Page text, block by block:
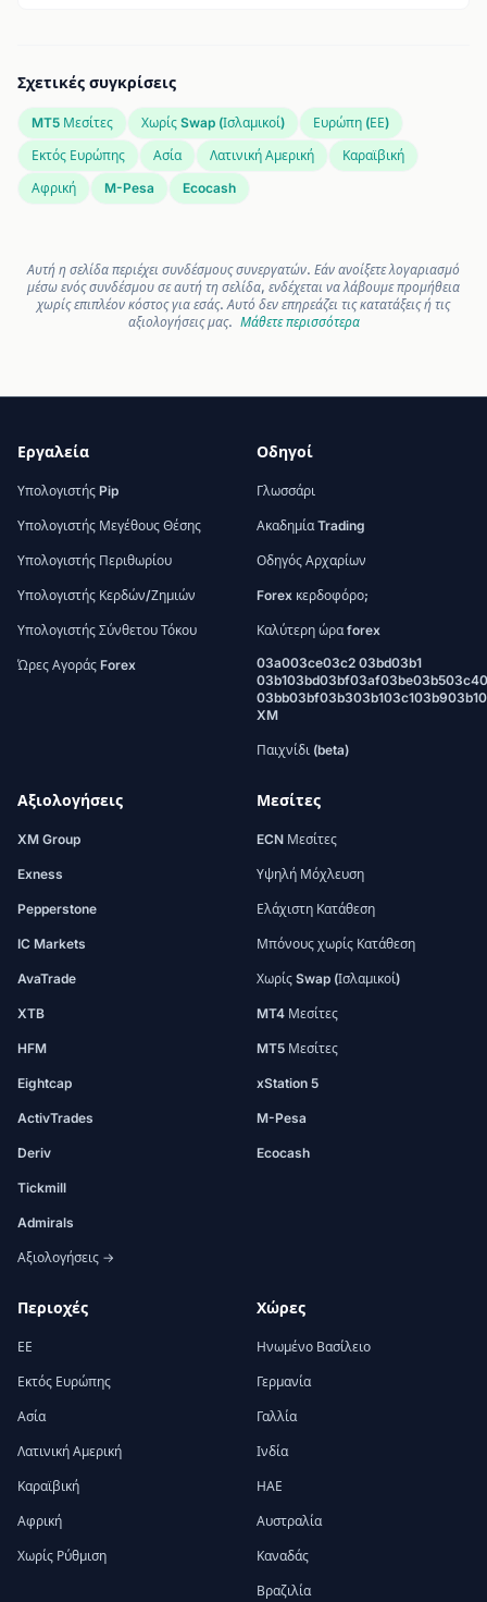
Σχετικές συγκρίσεις
MT5 Μεσίτες Χωρίς Swap (Ισλαμικοί)
Ευρώπη (ΕΕ)
Εκτός Ευρώπης
Ασία Λατινική Αμερική
Καραϊβική
Αφρική
M-Pesa Ecocash
Αυτή η σελίδα περιέχει συνδέσμους συνεργατών. Εάν ανοίξετε λογαριασμό
μέσω ενός συνδέσμου σε αυτή τη σελίδα, ενδέχεται να λάβουμε προμήθεια
χωρίς επιπλέον κόστος για εσάς. Αυτό δεν επηρεάζει τις κατατάξεις ή τις
αξιολογήσεις μας. Μάθετε περισσότερα
Εργαλεία
Υπολογιστής Pip
Υπολογιστής Μεγέθους Θέσης
Υπολογιστής Περιθωρίου
Υπολογιστής Κερδών/Ζημιών
Υπολογιστής Σύνθετου Τόκου
Ώρες Αγοράς Forex
Οδηγοί
Γλωσσάρι
Ακαδημία Trading
Οδηγός Αρχαρίων
Forex κερδοφόρο;
Καλύτερη ώρα forex
03a003ce03c2 03bd03b1
XM
Παιχνίδι (beta)
Αξιολογήσεις
XM Group
Exness
Pepperstone
IC Markets
AvaTrade
XTB
HFM
Eightcap
ActivTrades
Deriv
Tickmill
Admirals
Αξιολογήσεις →
Μεσίτες
ECN Μεσίτες
Υψηλή Μόχλευση
Ελάχιστη Κατάθεση
Μπόνους χωρίς Κατάθεση
Χωρίς Swap (Ισλαμικοί)
MT4 Μεσίτες
MT5 Μεσίτες
xStation 5
M-Pesa
Ecocash
Περιοχές
ΕΕ
Εκτός Ευρώπης
Ασία
Λατινική Αμερική
Καραϊβική
Αφρική
Χωρίς Ρύθμιση
Χώρες
Ηνωμένο Βασίλειο
Γερμανία
Γαλλία
Ινδία
ΗΑΕ
Αυστραλία
Καναδάς
Βραζιλία